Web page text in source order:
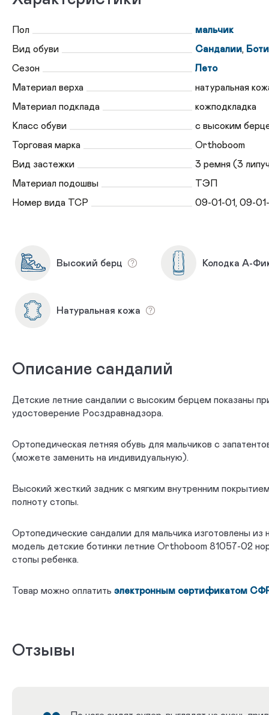
Пол
мальчик
Вид обуви
Сандалии,
Сезон
Лето
Материал верха
натуральная
Материал подклада
кожподкладка
Класс обуви
с высоким
Торговая марка
Orthoboom
Вид застежки
3 ремня (3
Материал подошвы
ТЭП
Номер вида ТСР
09-01-01, 09-
Высокий берц Колодка А-
Натуральная кожа
Описание сандалий
Детские летние сандалии с высоким берцем показаны
удостоверение Росздравнадзора.
Ортопедическая летняя обувь для мальчиков с
(можете заменить на индивидуальную).
Высокий жесткий задник с мягким внутренним
полноту стопы.
Ортопедические сандалии для мальчика изготовлены
модель детские ботинки летние Orthoboom 81057-02
стопы ребенка.
Товар можно оплатить электронным сертификатом
Отзывы